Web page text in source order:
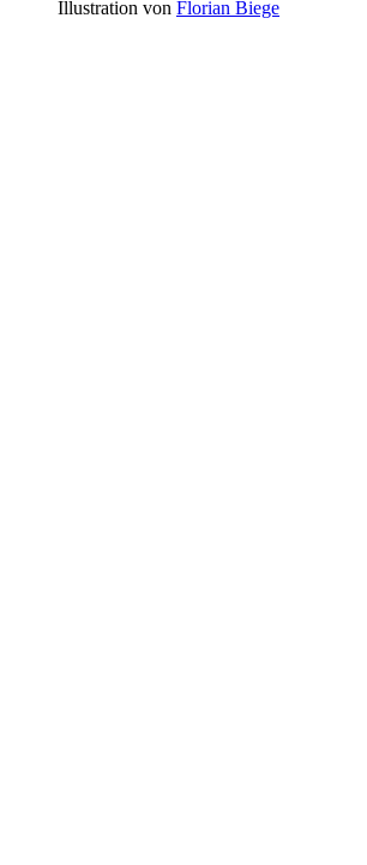
Illustration von Florian Biege